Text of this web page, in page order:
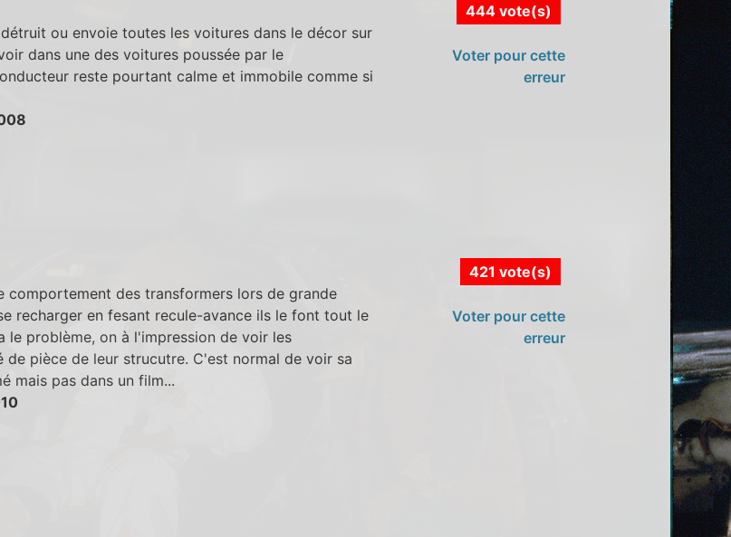
ou envoie toutes les voitures dans le décor sur
dans une des voitures poussée par le
reste pourtant calme et immobile comme si
444 vote(s)
Voter pour cette
erreur
comportement des transformers lors de grande
recharger en fesant recule-avance ils le font tout le
le problème, on à l'impression de voir les
de pièce de leur strucutre. C'est normal de voir sa
mais pas dans un film...
421 vote(s)
Voter pour cette
erreur